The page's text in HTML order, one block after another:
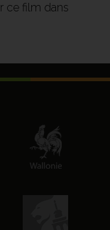
ce film dans